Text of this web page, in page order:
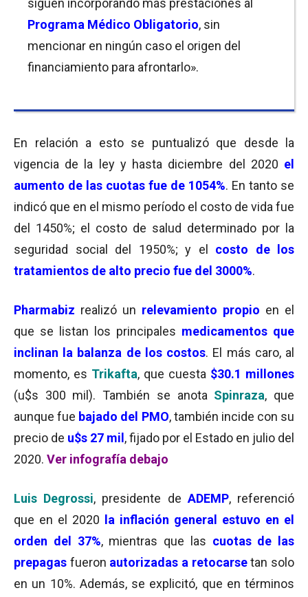
siguen incorporando más prestaciones al
Programa Médico Obligatorio, sin
mencionar en ningún caso el origen del
financiamiento para afrontarlo».
En relación a esto se puntualizó que desde la
vigencia de la ley y hasta diciembre del 2020 el
aumento de las cuotas fue de 1054%. En tanto se
indicó que en el mismo período el costo de vida fue
del 1450%; el costo de salud determinado por la
seguridad social del 1950%; y el costo de los
tratamientos de alto precio fue del 3000%.
Pharmabiz realizó un relevamiento propio en el
que se listan los principales medicamentos que
inclinan la balanza de los costos. El más caro, al
momento, es Trikafta, que cuesta $30.1 millones
(u$s 300 mil). También se anota Spinraza, que
aunque fue bajado del PMO, también incide con su
precio de u$s 27 mil , fijado por el Estado en julio del
2020. Ver infografía debajo
Luis Degrossi, presidente de ADEMP, referenció
que en el 2020
la inflación general estuvo en el
orden del 37%, mientras que las cuotas de las
prepagas fueron autorizadas a retocarsetan solo
en un 10%. Además, se explicitó, que en términos